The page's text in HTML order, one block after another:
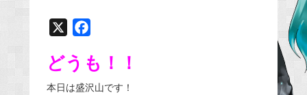
c
どうも！！
本日は盛沢山です！